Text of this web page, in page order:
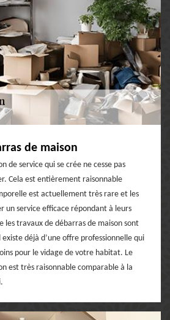
de maison
de service qui se crée ne cesse pas
Cela est entièrement raisonnable
est actuellement très rare et les
un service efficace répondant à leurs
les travaux de débarras de maison sont
déjà d’une offre professionnelle qui
pour le vidage de votre habitat. Le
est très raisonnable comparable à la